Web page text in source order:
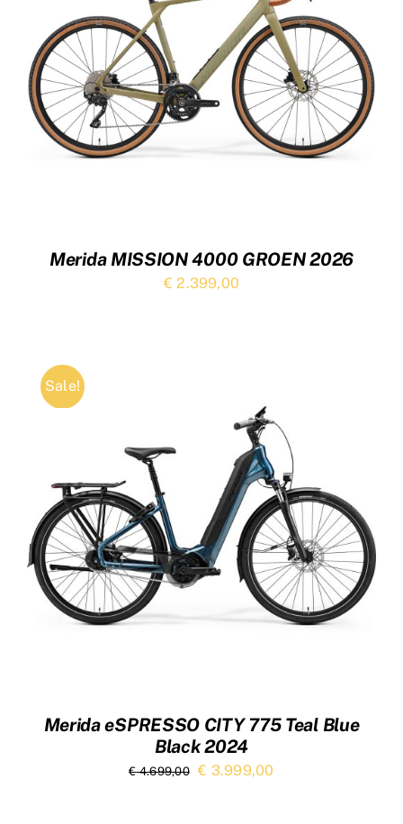
Merida MISSION 4000 GROEN 2026
€ 2.399,00
Sale!
Merida eSPRESSO CITY 775 Teal Blue
Black 2024
€4.699,00 Oorspronkelijke
€ 3.999,00